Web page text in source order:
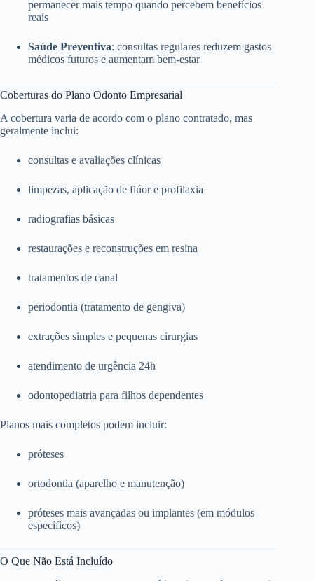
permanecer mais tempo quando percebem benefícios
reais
Saúde Preventiva: consultas regulares reduzem gastos
médicos futuros e aumentam bem-estar
Coberturas do Plano Odonto Empresarial
A cobertura varia de acordo com o plano contratado, mas
geralmente inclui:
consultas e avaliações clínicas
limpezas, aplicação de flúor e profilaxia
radiografias básicas
restaurações e reconstruções em resina
tratamentos de canal
periodontia (tratamento de gengiva)
extrações simples e pequenas cirurgias
atendimento de urgência 24h
odontopediatria para filhos dependentes
Planos mais completos podem incluir:
próteses
ortodontia (aparelho e manutenção)
próteses mais avançadas ou implantes (em módulos
específicos)
O Que Não Está Incluído